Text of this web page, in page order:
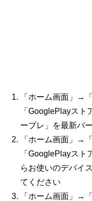
「ホーム画面」→
「GooglePlayスト
ーブレ」を最新バ
「ホーム画面」→
「GooglePlayス
らお使いのデバイ
てください
「ホーム画面」→